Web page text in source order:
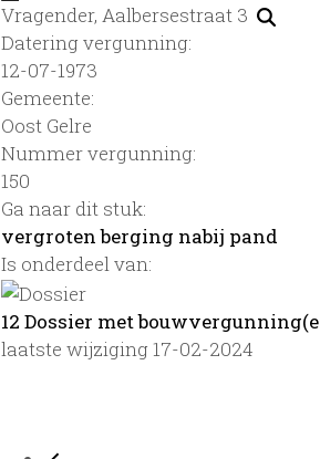
Vragender, Aalbersestraat 3
Datering vergunning:
12-07-1973
Gemeente:
Oost Gelre
Nummer vergunning:
150
Ga naar dit stuk:
vergroten berging nabij pand
Is onderdeel van:
12 Dossier met
laatste wijziging 17-02-2024